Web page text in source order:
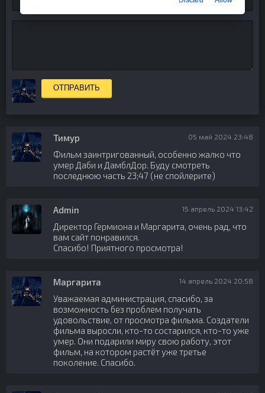
ОТПРАВИТЬ
Тимур 05 май 2024 23:48
Фильм заинтригованный, особенно жалко что
умер Даби и ДамблДор. Буду смотреть
последнюю часть 23;47 (не спойлерите)
Admin 15 апрель 2024 13:42
Директор Гермиона и Маргарита, очень рад, что
вам сайт понравился.
Спасибо! Приятного просмотра!
Маргарита 14 апрель 2024 20:58
Уважаемая администрация, спасибо, за
возможность без проблем получать
удовольствие, от просмотра фильма. Создатели
фильма выросли, кто-то состарился, кто-то уже
умер. Они подарили миру свою работу, этот
фильм, на котором растёт уже третье
поколение. Спасибо.